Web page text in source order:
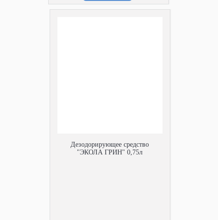
Дезодорирующее средство
"ЭКОЛА ГРИН" 0,75л